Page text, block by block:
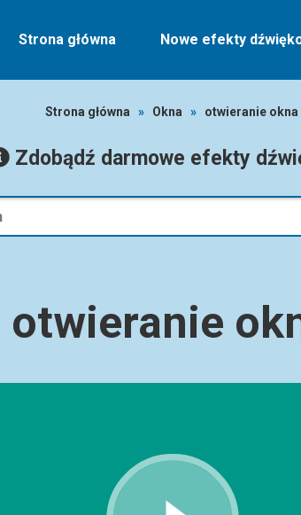
Strona główna Nowe efekty
Strona główna » Okna » otwieranie okna
Zdobądź darmowe efekty
otwieranie